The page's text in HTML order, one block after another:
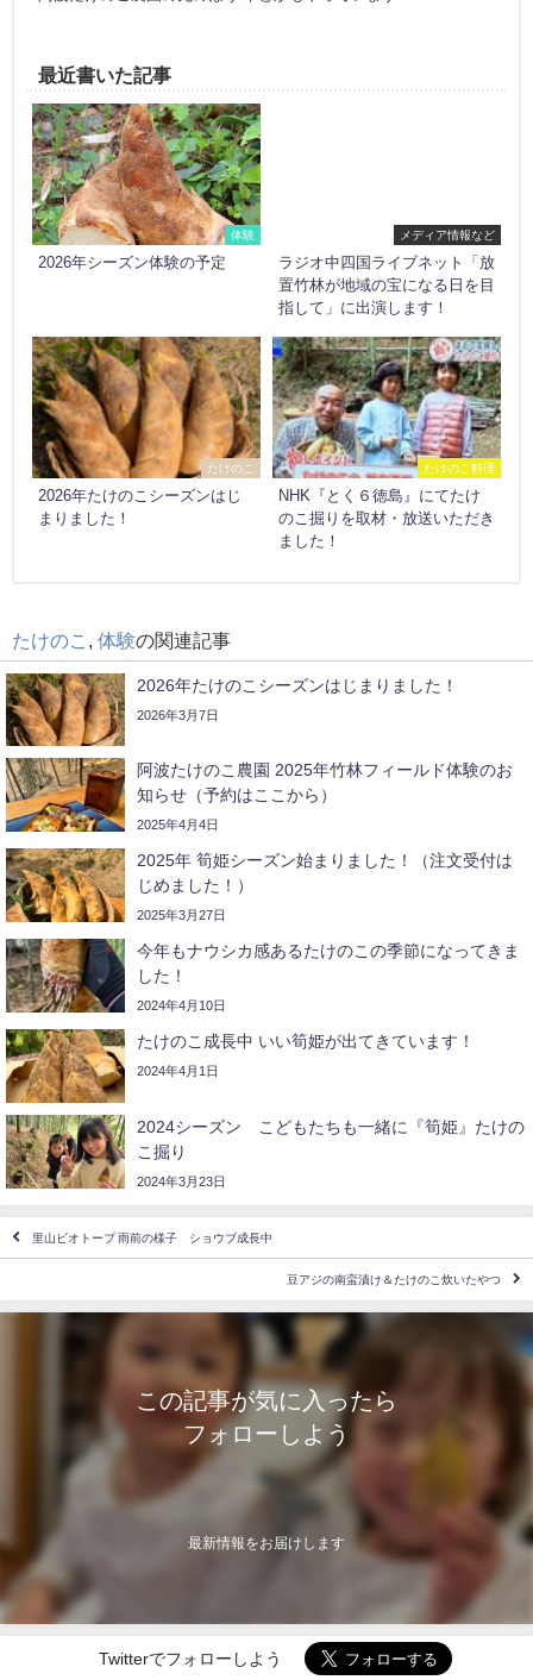
最近書いた記事
体験
2026年シーズン体験の予定
メディア情報など
ラジオ中四国ライブネット「放
置竹林が地域の宝になる日を目
指して」に出演します！
たけのこ
2026年たけのこシーズンはじ
まりました！
たけのこ料理
NHK『とく６徳島』にてたけ
のこ掘りを取材・放送いただき
ました！
たけのこ 体験の関連記事
2026年たけのこシーズンはじまりました！
2026年3月7日
阿波たけのこ農園 2025年竹林フィールド体験のお
知らせ（予約はここから）
2025年4月4日
2025年 筍姫シーズン始まりました！（注文受付は
じめました！）
2025年3月27日
今年もナウシカ感あるたけのこの季節になってきま
した！
2024年4月10日
たけのこ成長中 いい筍姫が出てきています！
2024年4月1日
2024シーズン こどもたちも一緒に『筍姫』たけの
こ掘り
2024年3月23日
里山ビオトープ 雨前の様子 ショウブ成長中
豆アジの南蛮漬け＆たけのこ炊いたやつ
この記事が気に入ったら
フォローしよう
最新情報をお届けします
Twitterでフォローしよう